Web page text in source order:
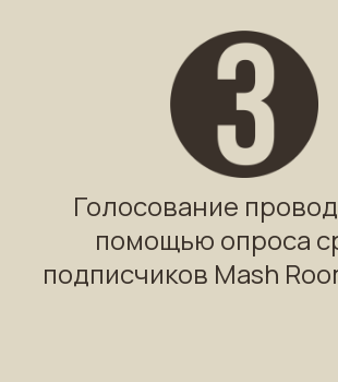
Голосование
помощью опроса
подписчиков Mash